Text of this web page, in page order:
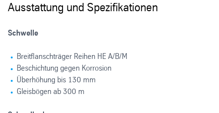
Ausstattung und Spezifikationen
Schwelle
Breitflanschträger Reihen HE A/B/M
Beschichtung gegen Korrosion
Überhöhung bis 130 mm
Gleisbögen ab 300 m